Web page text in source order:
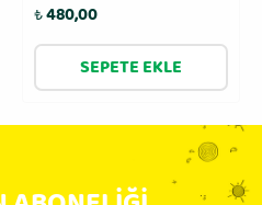
₺480,00
SEPETE EKLE